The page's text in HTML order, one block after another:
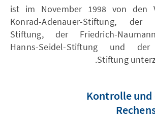
ist im November 1998 von den
Konrad-Adenauer-Stiftung, der
Stiftung, der Friedrich-
Hanns-Seidel-Stiftung und der
Stiftung
3. Kontrolle